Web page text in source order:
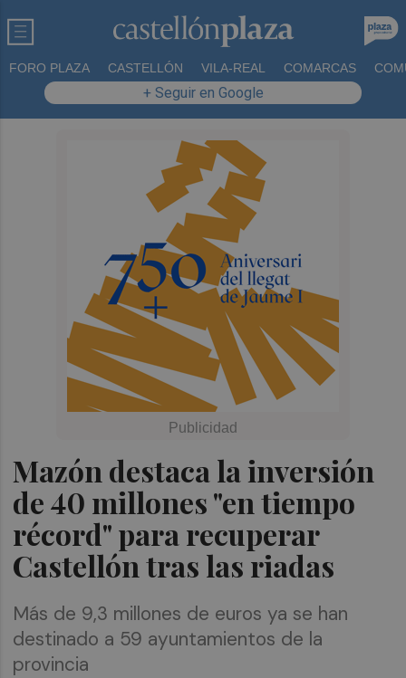
FORO PLAZA CASTELLÓN VILA-REAL COMARCAS
+ Seguir en Google
Mazón destaca la inversión
de 40 millones "en tiempo
récord" para recuperar
Castellón tras las riadas
Más de 9,3 millones de euros ya se han
destinado a 59 ayuntamientos de la
provincia